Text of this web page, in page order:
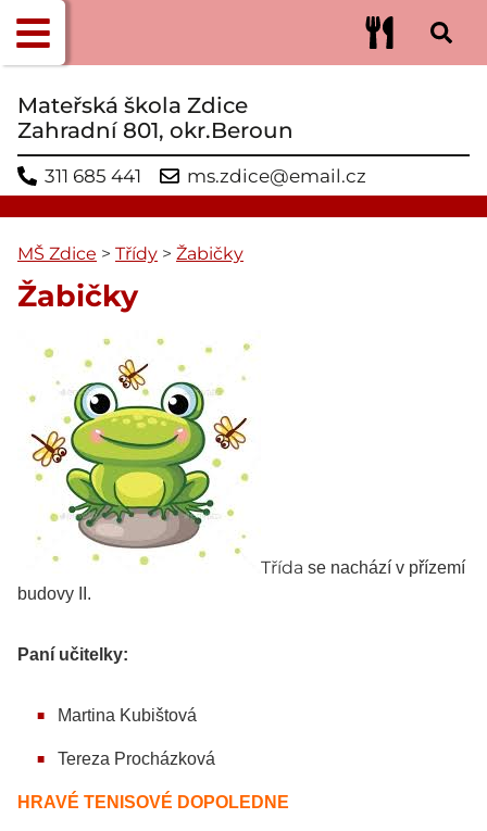
Mateřská škola Zdice
Zahradní 801, okr.Beroun
311 685 441 ms.zdice@email.cz
MŠ Zdice > Třídy > Žabičky
Žabičky
Třída se nachází v přízemí
budovy II.
Paní učitelky:
Martina Kubištová
Tereza Procházková
HRAVÉ TENISOVÉ DOPOLEDNE